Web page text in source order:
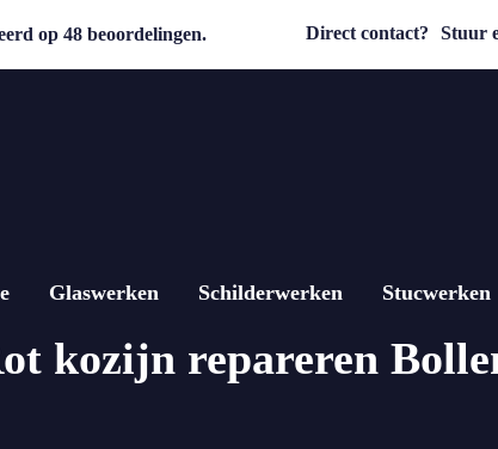
op 48 beoordelingen. Direct contact? Stuur
Glaswerken Schilderwerken Stucwerken
kozijn repareren